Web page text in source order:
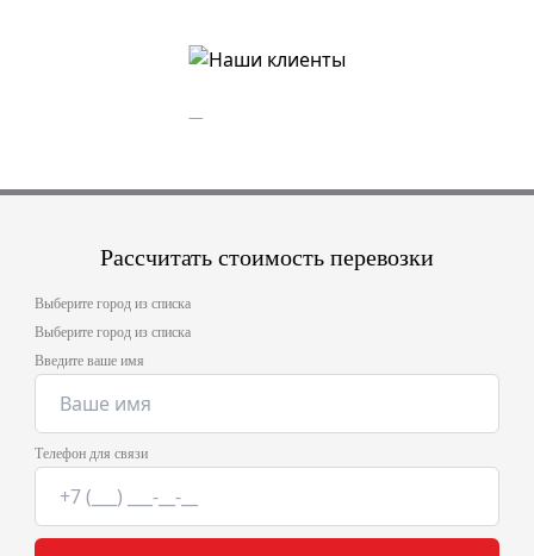
Рассчитать стоимость перевозки
Выберите город из списка
Выберите город из списка
Введите ваше имя
Телефон для связи